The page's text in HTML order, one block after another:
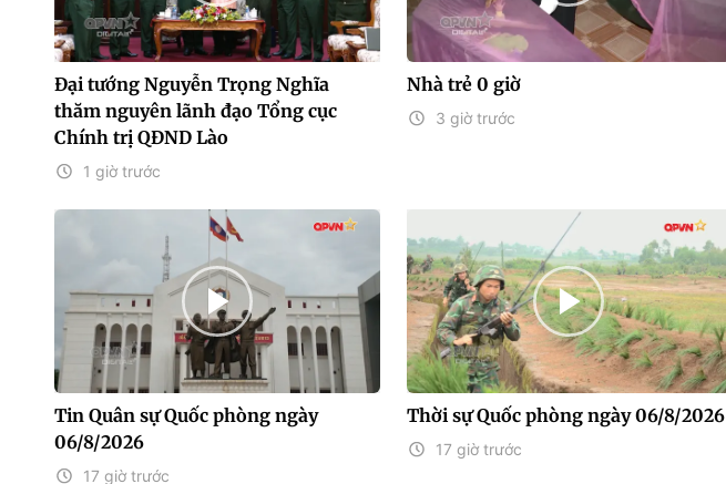
Đại tướng Nguyễn Trọng Nghĩa
thăm nguyên lãnh đạo Tổng cục
Chính trị QĐND Lào
1 giờ trước
Nhà trẻ 0 giờ
3 giờ trước
Tin Quân sự Quốc phòng ngày
06/8/2026
17 giờ trước
Thời sự Quốc phòng ngày 06/8/2026
17 giờ trước